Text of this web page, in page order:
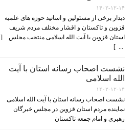
۱۴۰۲-۱۲-۱۴
دیدار برخی از مسئولین و اساتید حوزه های علمیه
قزوین و تاکستان و اقشار مختلف مردم شریف
استان قزوین با آیت الله اسلامی منتخب مجلس [
... ]
نشست اصحاب رسانه استان با آیت
الله اسلامی
۱۴۰۲-۱۲-۱۴
نشست اصحاب رسانه استان با آیت الله اسلامی
نماینده مردم استان قزوین در مجلس خبرگان
رهبری و امام جمعه تاکستان